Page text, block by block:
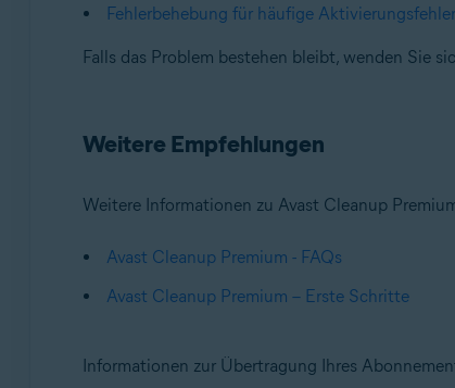
Fehlerbehebung für häufige Aktivierungsfehler
Falls das Problem bestehen bleibt, wenden Sie
Weitere Empfehlungen
Weitere Informationen zu Avast Cleanup
Avast Cleanup Premium - FAQs
Avast Cleanup Premium – Erste Schritte
Informationen zur Übertragung Ihres